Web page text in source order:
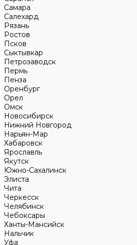
Самара
Салехард
Рязань
Ростов
Псков
Сыктывкар
Петрозаводск
Пермь
Пенза
Оренбург
Орел
Омск
Новосибирск
Нижний Новгород
Нарьян-Мар
Хабаровск
Ярославль
Якутск
Южно-Сахалинск
Элиста
Чита
Черкесск
Челябинск
Чебоксары
Ханты-Мансийск
Нальчик
Уфа